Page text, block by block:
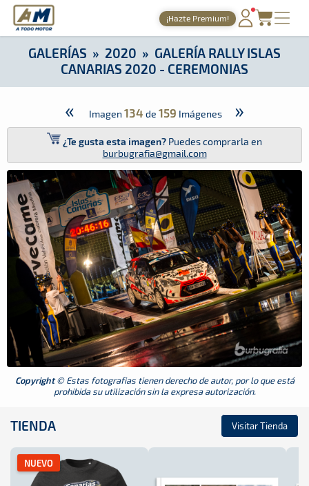
A Todo Motor · Revista del motor desde 1999
¡Hazte Premium!
PORTADA
TIEMPOS ONLINE
AGENDA
TIENDA
ARCHIVO
» Galería Rally Islas
GALERÍAS » 2020 » GALERÍA RALLY ISLAS
CANARIAS 2020 - CEREMONIAS
« Imagen 134 de 159 Imágenes »
¿Te gusta esta imagen? Puedes comprarla en
burbugrafia@gmail.com
Copyright© Estas fotografias tienen derecho de autor, por lo que está
prohibida su utilización sin la expresa autorización.
TIENDA Visitar Tienda
NUEVO